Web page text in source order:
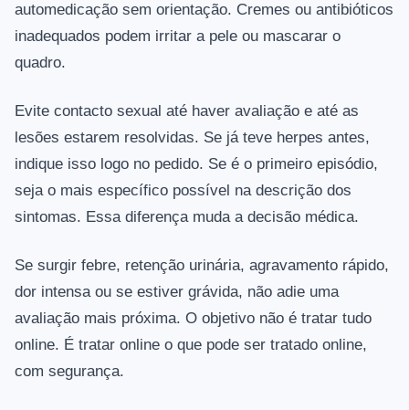
automedicação sem orientação. Cremes ou antibióticos
inadequados podem irritar a pele ou mascarar o
quadro.
Evite contacto sexual até haver avaliação e até as
lesões estarem resolvidas. Se já teve herpes antes,
indique isso logo no pedido. Se é o primeiro episódio,
seja o mais específico possível na descrição dos
sintomas. Essa diferença muda a decisão médica.
Se surgir febre, retenção urinária, agravamento rápido,
dor intensa ou se estiver grávida, não adie uma
avaliação mais próxima. O objetivo não é tratar tudo
online. É tratar online o que pode ser tratado online,
com segurança.